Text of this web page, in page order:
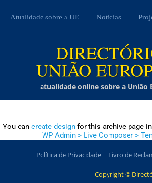
Atualidade sobre a UE Notícias
atualidade online sobre a União
You can create designfor this archive page
WP Admin > Live Composer >
Política de Privacidade Livro de
Copyright ©